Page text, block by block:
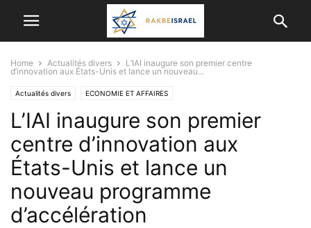
Home Actualités divers
L’IAI inaugure son premier centre
d’innovation aux États-Unis et lance un nouveau...
Actualités divers ECONOMIE ET ​​AFFAIRES
Etudes scientifiques et médicales
L’IAI inaugure son premier
centre d’innovation aux
États-Unis et lance un
nouveau programme
d’accélération